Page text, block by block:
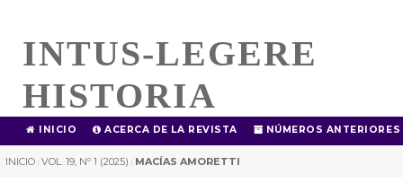
INTUS-LEGERE
HISTORIA
INICIO ACERCA DE LA REVISTA NÚMEROS ANTERIORES
INICIO | VOL. 19, Nº 1 (2025) | MACÍAS AMORETTI